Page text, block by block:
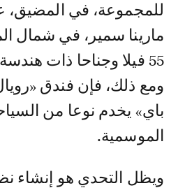
للمجموعة، في المضيق،
مارينا سمير، في شمال
55 فيلا وجناحا ذات
ومع ذلك، فإن فندق
باي» يخدم نوعا من
الموسمية.
ويظل التحدي هو إنشاء